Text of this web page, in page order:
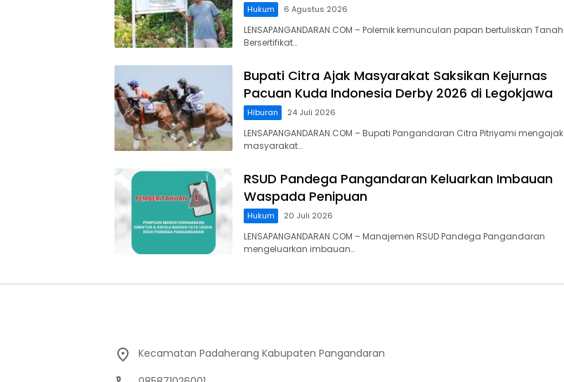
Hukum 6 Agustus 2026
LENSAPANGANDARAN.COM – Polemik kemunculan papan bertuliskan Tanah
Bersertifikat…
Bupati Citra Ajak Masyarakat Saksikan Kejurnas
Pacuan Kuda Indonesia Derby 2026 di Legokjawa
Hiburan 24 Juli 2026
LENSAPANGANDARAN.COM – Bupati Pangandaran Citra Pitriyami mengajak
masyarakat…
RSUD Pandega Pangandaran Keluarkan Imbauan
Waspada Penipuan
Hukum 20 Juli 2026
LENSAPANGANDARAN.COM – Manajemen RSUD Pandega Pangandaran
mengeluarkan imbauan…
Kecamatan Padaherang Kabupaten Pangandaran